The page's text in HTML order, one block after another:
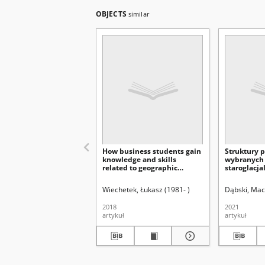
OBJECTS similar
How business students gain
knowledge and skills
related to geographic
development = W jaki
biznesowych zdobywają
wiedzę i umiejętności z
zakresu systemów
informacji geograficznej :
wyniki badań ankietowych
Wiechetek, Łukasz (1981- )
2018
artykuł
Struktury
wybranych
Dąbski,
2021
artykuł